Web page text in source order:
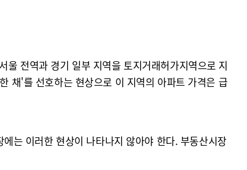
울 전역과 경기 일부 지역을 토지거래허가지역으로 지
채'를 선호하는 현상으로 이 지역의 아파트 가격은 급
는 이러한 현상이 나타나지 않아야 한다. 부동산시장